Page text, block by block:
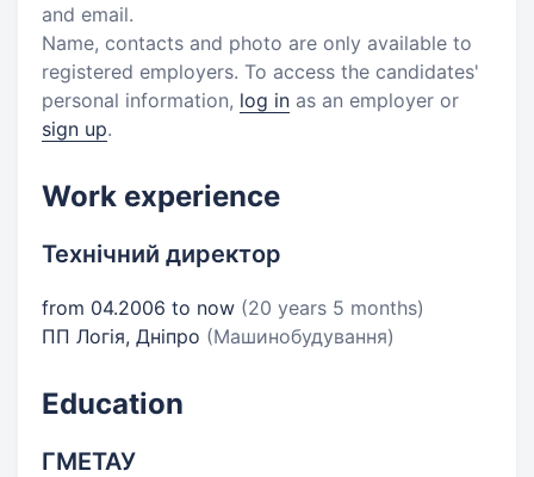
and email.
Name, contacts and photo are only available to
registered employers. To access the candidates'
personal information, log in as an employer or
sign up.
Work experience
Технічний директор
from 04.2006 to now (20 years 5 months)
ПП Логія, Дніпро (Машинобудування)
Education
ГМЕТАУ